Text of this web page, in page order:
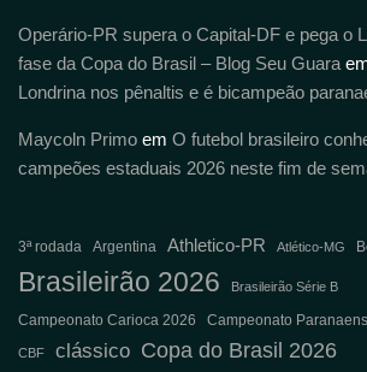
Operário-PR supera o Capital-DF e pega o
fase da Copa do Brasil – Blog Seu Guara
Londrina nos pênaltis e é bicampeão
Maycoln Primo em O futebol brasileiro
campeões estaduais 2026 neste fim de
3ª rodada Argentina Athletico-PR Atlético-MG
Brasileirão 2026 Brasileirão Série B
Campeonato Carioca 2026 Campeonato
CBF clássico Copa do Brasil 2026